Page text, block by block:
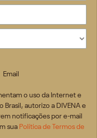
Email
o uso da Internet e
Brasil, autorizo a DIVENA e
notificações por e-mail
sua Política de Termos de